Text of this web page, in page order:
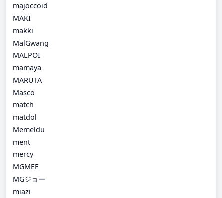
majoccoid
MAKI
makki
MalGwang
MALPOI
mamaya
MARUTA
Masco
match
matdol
Memeldu
ment
mercy
MGMEE
MGジョー
miazi